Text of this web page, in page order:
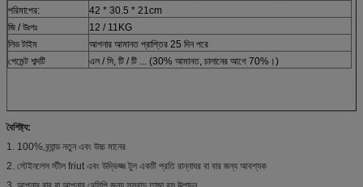
পরিমাপের:
42 * 30.5 * 21cm
জি / উঃপঃ
12 / 11KG
লিড টাইম
আপনার আমানত প্রাপ্তির 25 দিন পরে
পেমেন্ট শব্দটি
এল / সি, টি / টি ... (30% আমানত, চালানের আগে 70%।)
বৈশিষ্ট্য:
1. 100% ব্র্যান্ড নতুন এবং উচ্চ মানের
2. স্টেইনলেস স্টীল friut এবং উদ্ভিজ্জ টুল একটি প্রতি রান্নাঘর বা বার জন্য আবশ্যক